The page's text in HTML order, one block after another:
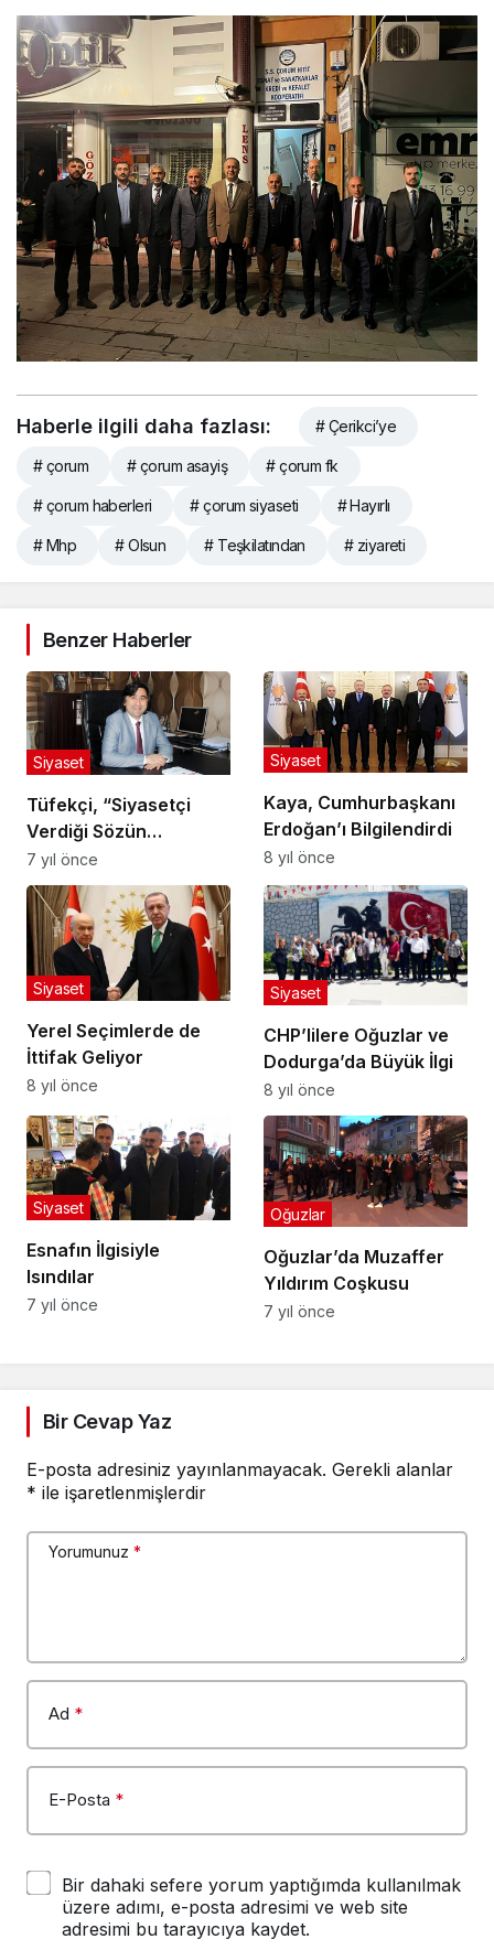
Haberle ilgili daha fazlası: # Çerikci’ye
# çorum # çorum asayiş # çorum fk
# çorum haberleri # çorum siyaseti # Hayırlı
# Mhp # Olsun # Teşkilatından # ziyareti
Benzer Haberler
Tüfekçi, “Siyasetçi
Verdiği Sözün
Arkasında Durmalı “
Siyaset
7 yıl önce
Kaya, Cumhurbaşkanı
Erdoğan’ı Bilgilendirdi
Siyaset
8 yıl önce
Yerel Seçimlerde de
İttifak Geliyor
Siyaset
8 yıl önce
CHP’lilere Oğuzlar ve
Dodurga’da Büyük İlgi
Siyaset
8 yıl önce
Esnafın İlgisiyle
Isındılar
Siyaset
7 yıl önce
Oğuzlar’da Muzaffer
Yıldırım Coşkusu
Oğuzlar
7 yıl önce
Bir Cevap Yaz
E-posta adresiniz yayınlanmayacak. Gerekli alanlar
* ile işaretlenmişlerdir
Yorumunuz *
Ad *
E-Posta *
Bir dahaki sefere yorum yaptığımda kullanılmak
üzere adımı, e-posta adresimi ve web site
adresimi bu tarayıcıya kaydet.